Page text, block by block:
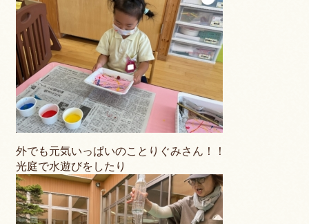
外でも元気いっぱいのことりぐみさん！！
光庭で水遊びをしたり